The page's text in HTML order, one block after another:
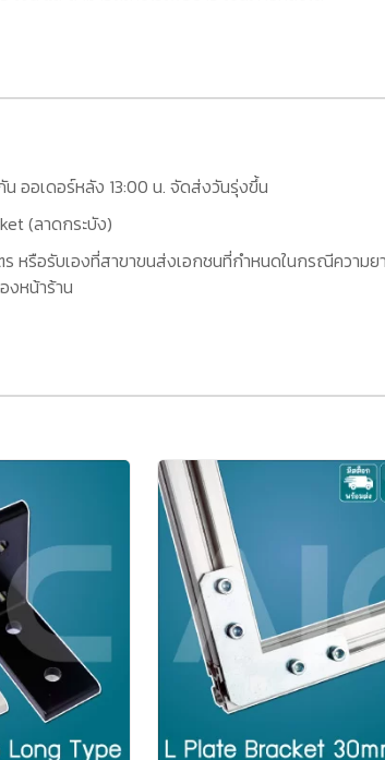
ออเดอร์หลัง 13:00 น. จัดส่งวันรุ่งขึ้น
(ลาดกระบัง)
หรือรับเองที่สาขาขนส่งเอกชนที่กำหนดในกรณีความ
งหน้าร้าน